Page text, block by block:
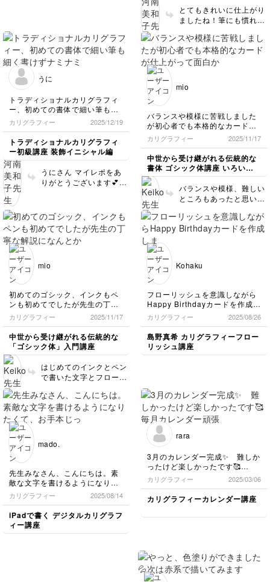
とてもきれいに仕上がり
ましたね！筆にも慣れて
ラインも安定して、白い
隙間もとても綺麗です！
文字の組み合わせをかえ
うに
トラディショナルカリグラフィ
ー、初めての書体で細い筆も細
く書けずナミナミになったり。
たくさん書いて筆に慣れていき
たい。
カリグラフィー 2025/12/19
トラディショナルカリグラフィ
ー初級講座 装飾イニシャル編
うにさん マイレポをあ
りがとうございます💕
とてもキレイです😍 ア
ウトラインがなみなみ〰︎
になった時は、絵の具が
乾いた後に、もう一度ア
とも可能です。筆にどん
てるとラインが揺れるで
すよ）、描いてください
ね！
mio
バランスや模様に苦戦しました
が初心者でも本格的なカードが
仕上がって面白かったです。あ
りがとうございました！
カリグラフィー 2025/11/17
中世から受け継がれる伝統的な
書体 ゴシック体講座 いろいろ
なメッセージカードを書いてみ
よう
バランスや模様、難しい
ところもあったと思いま
り組まれていますね。
仕上がったカードとって
レンジしてみてください
mio
初めてのゴシック、インクもペ
ンも初めてでしたが先生の丁寧
な解説になんとかメッセージま
で書くことができました。文字
というよりアートで瞑想のよう
な時間を体験できました。あり
がとうございました！
カリグラフィー 2025/11/17
中世から受け継がれる伝統的な
「ゴシック体」入門講座
はじめてのインクとペン
で書いた文字とフローリ
かで素敵です✨✨✨ アー
トと瞑想のような時間を
感じていただけたとのこ
別なひと時になったら嬉
フィーの世界を楽しんで
くださいね。
Kohaku
フローリッシュを意識しながら
Happy Birthdayカードを作成し
ました！先生の講座は分かりや
すくフローリッシュ初心者でも
作品を仕上げることができまし
た！
カリグラフィー 2025/08/26
島野真希 カリグラフィーフロー
リッシュ講座
mado.
先生みなさん、こんにちは。素
敵な文字を書けるようになりた
くて、お手本じっくり見ながら
真似して書きました。
じーっと文字を見ていると、線
の表情や性格みたいなものが見
えてきて面白かったです。
カリグラフィー 2025/08/14
iPadで書く デジタルカリグラフ
ィー講座
rara
3月のカレンダー完成✨ 難しか
ったけど楽しかったです🥰
毎月カレンダー頑張って作り
ま〜す❣️
カリグラフィー 2025/03/06
カリグラフィーカレンダー講座